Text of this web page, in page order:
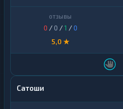
0 / 0 /1 /0
5,0 ★
Сатоши